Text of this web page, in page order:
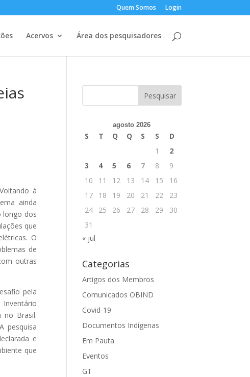
Quem Somos Login
Acervos Área dos pesquisadores
à
ainda
longo dos
que
O
de
outras
pela
no Brasil.
pesquisa
e
que
agosto 2026
S T Q Q S S
D
1
2
3
4 5 6 7 8
9
10
11 12 13 14 15
16
17
18 19 20 21 22
23
24
25 26 27 28 29
30
31
« jul
Categorias
Artigos dos Membros
Comunicados OBIND
Covid-19
Documentos Indígenas
Em Pauta
Eventos
GT